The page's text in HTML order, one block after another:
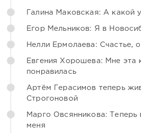
Галина Маковская: А какой
Егор Мельников: Я в
Нелли Ермолаева: Счастье,
Евгения Хорошева: Мне эта
понравилась
Артём Герасимов теперь
Строгоновой
Марго Овсянникова: Теперь
меня